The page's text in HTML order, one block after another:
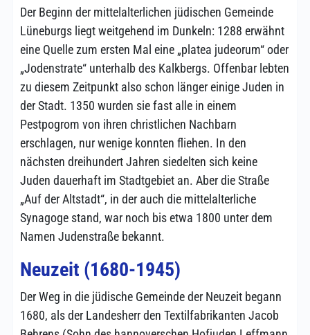
Der Beginn der mittelalterlichen jüdischen Gemeinde
Lüneburgs liegt weitgehend im Dunkeln: 1288 erwähnt
eine Quelle zum ersten Mal eine „platea judeorum“ oder
„Jodenstrate“ unterhalb des Kalkbergs. Offenbar lebten
zu diesem Zeitpunkt also schon länger einige Juden in
der Stadt. 1350 wurden sie fast alle in einem
Pestpogrom von ihren christlichen Nachbarn
erschlagen, nur wenige konnten fliehen. In den
nächsten dreihundert Jahren siedelten sich keine
Juden dauerhaft im Stadtgebiet an. Aber die Straße
„Auf der Altstadt“, in der auch die mittelalterliche
Synagoge stand, war noch bis etwa 1800 unter dem
Namen Judenstraße bekannt.
Neuzeit (1680-1945)
Der Weg in die jüdische Gemeinde der Neuzeit begann
1680, als der Landesherr den Textilfabrikanten Jacob